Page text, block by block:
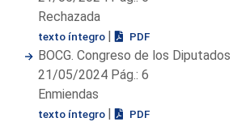
Rechazada
texto íntegro | PDF
BOCG. Congreso de los
21/05/2024 Pág.: 6
Enmiendas
texto íntegro | PDF